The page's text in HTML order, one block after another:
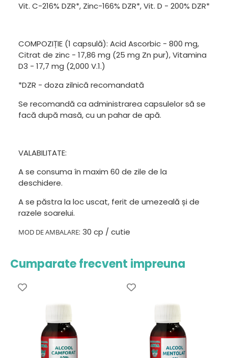
Vit. C-216% DZR*, Zinc-166% DZR*, Vit. D - 200% DZR*
COMPOZIȚIE (1 capsulă): Acid Ascorbic - 800 mg,
Citrat de zinc - 17,86 mg (25 mg Zn pur), Vitamina
D3 - 17,7 mg (2,000 V.1.)
*DZR - doza zilnică recomandată
Se recomandă ca administrarea capsulelor să se
facă după masă, cu un pahar de apă.
VALABILITATE:
A se consuma în maxim 60 de zile de la
deschidere.
A se păstra la loc uscat, ferit de umezeală și de
razele soarelui.
MOD DE AMBALARE: 30 cp / cutie
Cumparate frecvent impreuna